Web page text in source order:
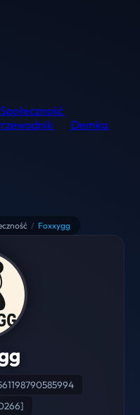
Społeczność
Demka
/ Foxxygg